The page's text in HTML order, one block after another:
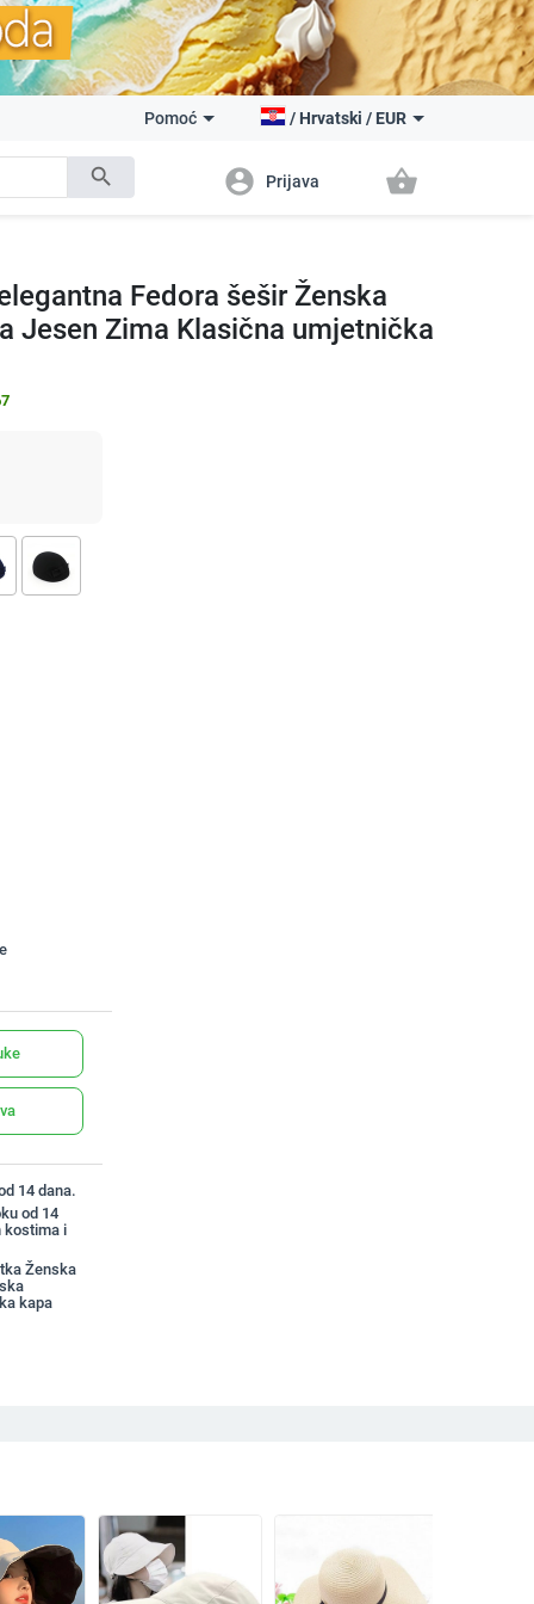
search
Pomoć / Hrvatski / EUR
account_circle Prijava shopping_basket
Fedora šešir Ženska
Jesen Zima Klasična umjetnička
14 dana.
od 14
kostima i
Ženska
kapa